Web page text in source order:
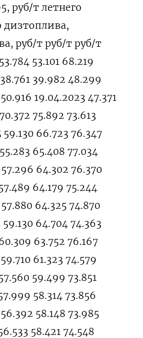
руб/т летнего
дизтоплива,
руб/т руб/т руб/т
53.101 68.219
39.982 48.299
19.04.2023 47.371
75.892 73.613
66.723 76.347
65.408 77.034
64.302 76.370
64.179 75.244
64.325 74.870
64.704 74.363
63.752 76.167
61.323 74.579
59.499 73.851
58.314 73.856
58.148 73.985
58.421 74.548